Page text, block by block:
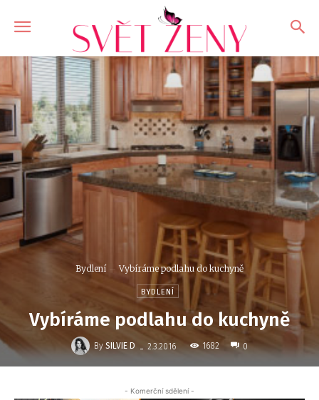
Bydlení Vybíráme podlahu do kuchyně
BYDLENÍ
Vybíráme podlahu do kuchyně
By SILVIE D - 2.3.2016 1682 0
- Komerční sdělení -